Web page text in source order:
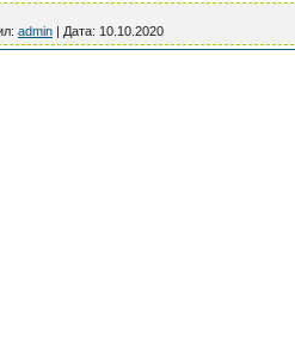
admin | Дата: 10.10.2020